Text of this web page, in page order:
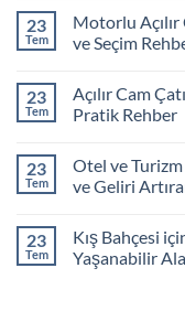
23
Tem
Motorlu Açılır
ve Seçim
23
Tem
Açılır Cam
Pratik Rehber
23
Tem
Otel ve Turizm
ve Geliri
23
Tem
Kış Bahçesi
Yaşanabilir